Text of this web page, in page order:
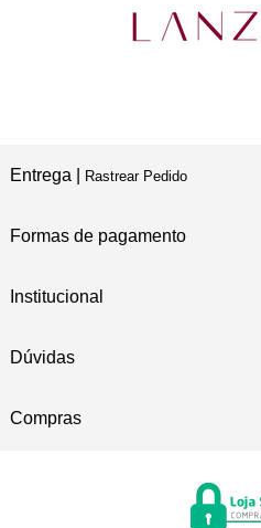
Entrega | Rastrear Pedido
Formas de pagamento
Institucional
Dúvidas
Compras